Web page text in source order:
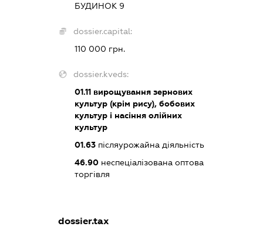
БУДИНОК 9
dossier.capital:
110 000 грн.
dossier.kveds:
01.11 вирощування зернових
культур (крім рису), бобових
культур і насіння олійних
культур
01.63 післяурожайна діяльність
46.90 неспеціалізована оптова
торгівля
dossier.tax